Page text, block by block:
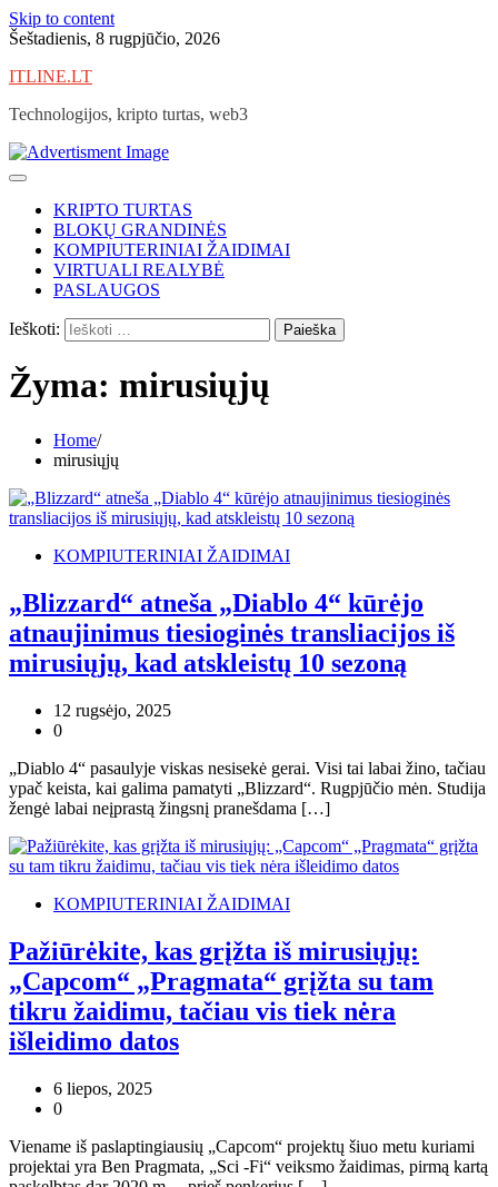
Skip to content
Šeštadienis, 8 rugpjūčio, 2026
ITLINE.LT
Technologijos, kripto turtas, web3
KRIPTO TURTAS
BLOKŲ GRANDINĖS
KOMPIUTERINIAI ŽAIDIMAI
VIRTUALI REALYBĖ
PASLAUGOS
Ieškoti:
Žyma: mirusiųjų
Home
mirusiųjų
KOMPIUTERINIAI ŽAIDIMAI
„Blizzard“ atneša „Diablo 4“ kūrėjo
atnaujinimus tiesioginės transliacijos iš
mirusiųjų, kad atskleistų 10 sezoną
12 rugsėjo, 2025
0
„Diablo 4“ pasaulyje viskas nesisekė gerai. Visi tai labai žino, tačiau
ypač keista, kai galima pamatyti „Blizzard“. Rugpjūčio mėn. Studija
žengė labai neįprastą žingsnį pranešdama […]
KOMPIUTERINIAI ŽAIDIMAI
Pažiūrėkite, kas grįžta iš mirusiųjų:
„Capcom“ „Pragmata“ grįžta su tam
tikru žaidimu, tačiau vis tiek nėra
išleidimo datos
6 liepos, 2025
0
Viename iš paslaptingiausių „Capcom“ projektų šiuo metu kuriami
projektai yra Ben Pragmata, „Sci -Fi“ veiksmo žaidimas, pirmą kartą